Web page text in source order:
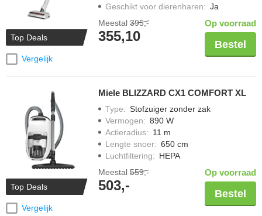
Top Deals
Vergelijk
Geschikt voor dierenharen: Ja
Meestal 395,-
355,10
Op voorraad
Bestel
Top Deals
Vergelijk
Miele BLIZZARD CX1 COMFORT XL
Type: Stofzuiger zonder zak
Vermogen: 890 W
Actieradius: 11 m
Lengte snoer: 650 cm
Luchtfiltering: HEPA
Meestal 559,-
503,-
Op voorraad
Bestel